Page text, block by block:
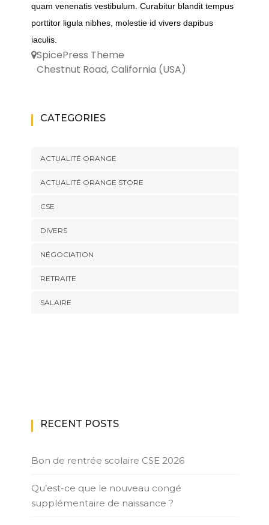
quam venenatis vestibulum. Curabitur blandit tempus
porttitor ligula nibhes, molestie id vivers dapibus
iaculis.
SpicePress Theme
Chestnut Road, California (USA)
CATEGORIES
ACTUALITÉ ORANGE
ACTUALITÉ ORANGE STORE
CSE
DIVERS
NÉGOCIATION
RETRAITE
SALAIRE
RECENT POSTS
Bon de rentrée scolaire CSE 2026
Qu’est-ce que le nouveau congé
supplémentaire de naissance ?